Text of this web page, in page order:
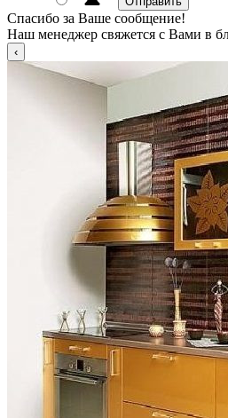
Спасибо за Ваше сообщение!
Наш менеджер свяжется с Вами в